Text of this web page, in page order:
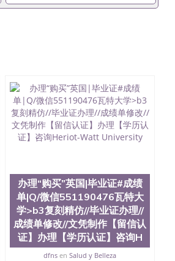
文凭网上能查到吗551190476 如
信551190476国外文凭回国认
证明QQ微信551190476爱尔兰留
文凭可靠吗QQ微信551190476买
国外大学文凭真制作QQ微信
信551190476办理国外毕业证价
金吗QQ微信551190476办国外可
位证书查询机构QQ微信
551190476海外文凭认证办理QQ
州立大学”）成立于1857年，简
于圣何塞市San Jose中心，占地
就业率，全美名列前茅的毕业薪
为全美50强公立综合性大学，
世界上享有学术地位、声誉、实
。其计算机系与会计系更是在当
硅谷中心得到工作机会。许多硅
加州大学系统(UC)，还是加州
圣何塞州立大学座落于硅谷
办理“购买”英国|毕业证#成绩
单|Q/微信551190476瓦特大
学>b3复刻精仿//毕业证办理//
成绩单修改//文凭制作【留信认
证】办理【学历认证】咨询H
dfns enSalud y Belleza